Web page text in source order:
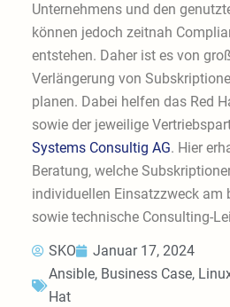
Unternehmens und den
können jedoch zeitnah
entstehen. Daher ist es von
Verlängerung von
planen. Dabei helfen das Red
sowie der jeweilige
Systems Consultig AG. Hier
Beratung, welche
individuellen Einsatzzweck am
sowie technische Consulting-
SKO
Januar 17, 2024
Ansible, Business Case,
Hat